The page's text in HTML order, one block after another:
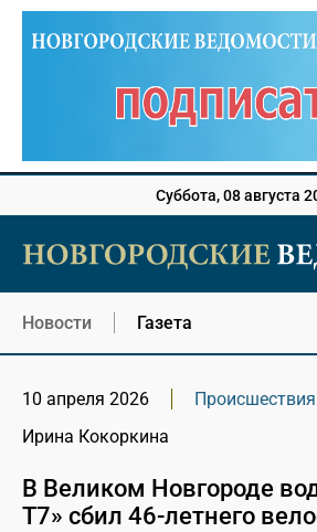
Суббота, 08 августа
Новости Газета
10 апреля 2026
Происшествия
Ирина Кокоркина
В Великом Новгороде
Т7» сбил 46-летнего